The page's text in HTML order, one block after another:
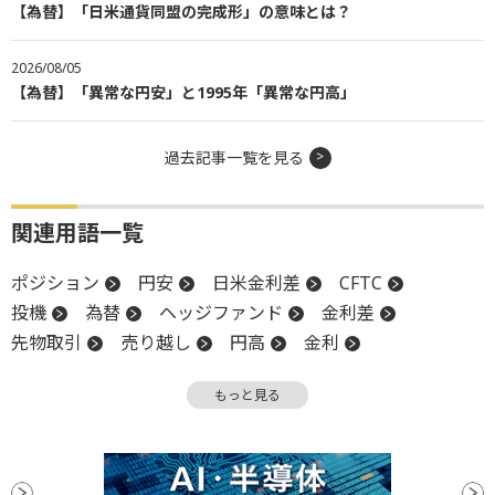
【為替】「日米通貨同盟の完成形」の意味とは？
2026/08/05
【為替】「異常な円安」と1995年「異常な円高」
過去記事一覧を見る
関連用語一覧
ポジション 円安 日米金利差
CFTC
投機
為替 ヘッジファンド
金利差
先物取引
売り越し 円高
金利
もっと見る